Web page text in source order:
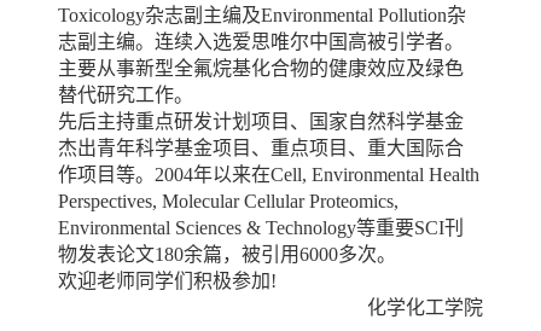
Toxicology杂志副主编及Environmental Pollution杂
志副主编。连续入选爱思唯尔中国高被引学者。
主要从事新型全氟烷基化合物的健康效应及绿色
替代研究工作。
先后主持重点研发计划项目、国家自然科学基金
杰出青年科学基金项目、重点项目、重大国际合
作项目等。 2004年以来在Cell, Environmental Health
Perspectives, Molecular Cellular Proteomics,
Environmental Sciences & Technology等重要SCI刊
物发表论文180余篇，被引用6000多次。
欢迎老师同学们积极参加!
化学化工学院